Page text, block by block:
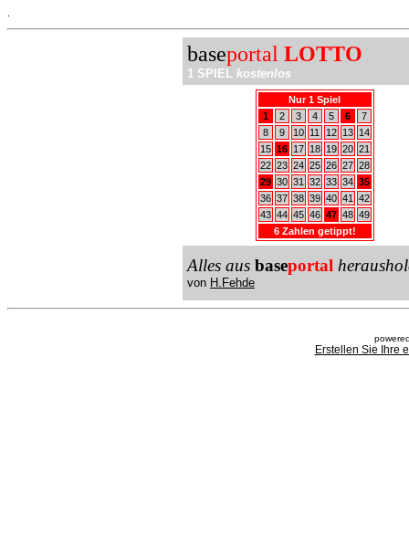
baseportal LOTTO
1 SPIEL kostenlos
Nur 1 Spiel
1
2 3 4 5 6
7
8
9 10 11 12 13
14
15 16 17 18 19 20 21
22 23 24 25 26 27 28
29 30 31 32 33 34 35
36 37 38 39 40 41
42
43 44 45 46 47 48 49
6 Zahlen getippt!
Alles aus baseportal
von H.Fehde
Erstellen Sie Ihre